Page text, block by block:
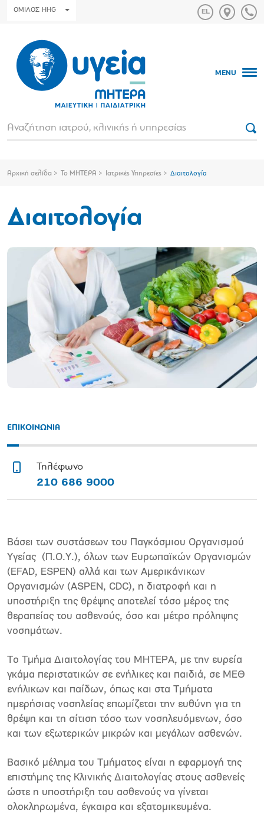
ΟΜΙΛΟΣ HHG
MENU
Αρχική σελίδα Το ΜΗΤΕΡΑ Ιατρικές Υπηρεσίες Διαιτολογία
Διαιτολογία
ΕΠΙΚΟΙΝΩΝΙΑ
Τηλέφωνο
210 686 9000
Βάσει των συστάσεων του Παγκόσμιου Οργανισμού
Υγείας (Π.Ο.Υ.), όλων των Ευρωπαϊκών Οργανισμών
(EFAD, ESPEN) αλλά και των Αμερικάνικων
Οργανισμών (ASPEN, CDC), η διατροφή και η
υποστήριξη της θρέψης αποτελεί τόσο μέρος της
θεραπείας του ασθενούς, όσο και μέτρο πρόληψης
νοσημάτων.
Το Τμήμα Διαιτολογίας του ΜΗΤΕΡΑ, με την ευρεία
γκάμα περιστατικών σε ενήλικες και παιδιά, σε ΜΕΘ
ενήλικων και παίδων, όπως και στα Τμήματα
ημερήσιας νοσηλείας επωμίζεται την ευθύνη για τη
θρέψη και τη σίτιση τόσο των νοσηλευόμενων, όσο
και των εξωτερικών μικρών και μεγάλων ασθενών.
Βασικό μέλημα του Τμήματος είναι η εφαρμογή της
επιστήμης της Κλινικής Διαιτολογίας στους ασθενείς
ώστε η υποστήριξη του ασθενούς να γίνεται
ολοκληρωμένα, έγκαιρα και εξατομικευμένα.